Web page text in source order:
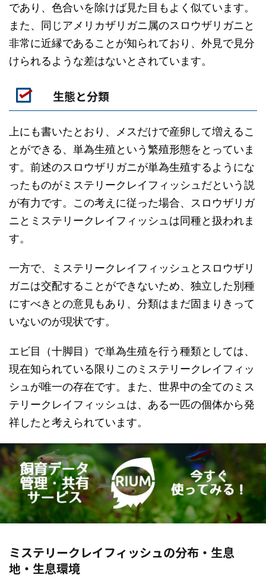
であり、色合いを除けば見た目もよく似ています。
また、同じアメリカザリガニ属のスロウザリガニと
非常に近縁であることが知られており、外見で見分
けられるような差はないとされています。
生態と分類
上にも書いたとおり、メスだけで産卵して増えるこ
とができる、単為生殖という繁殖形態をとっていま
す。前述のスロウザリガニが単為生殖するようにな
ったものがミステリークレイフィッシュだという説
が有力です。この考えに従った場合、スロウザリガ
ニとミステリークレイフィッシュは同種と扱われま
す。
一方で、ミステリークレイフィッシュとスロウザリ
ガニは交配することができないため、独立した別種
にすべきとの意見もあり、分類はまだ固まりきって
いないのが現状です。
エビ目（十脚目）で単為生殖を行う種類としては、
現在知られている限りこのミステリークレイフィッ
シュが唯一の存在です。また、世界中の全てのミス
テリークレイフィッシュは、ある一匹の個体から発
祥したと考えられています。
ミステリークレイフィッシュの分布・生息
地・生息環境